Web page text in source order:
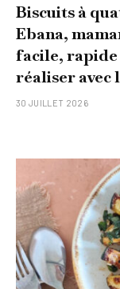
Biscuits à
Ebana,
facile, rapide
réaliser avec
30 JUILLET 2026